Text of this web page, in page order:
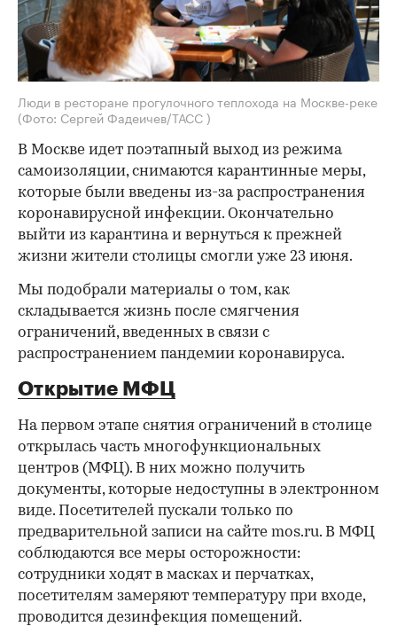
Люди в ресторане прогулочного теплохода на Москве-реке
(Фото: Сергей Фадеичев/ТАСС )
В Москве идет поэтапный выход из режима
самоизоляции, снимаются карантинные меры,
которые были введены из-за распространения
коронавирусной инфекции. Окончательно
выйти из карантина и вернуться к прежней
жизни жители столицы смогли уже 23 июня.
Мы подобрали материалы о том, как
складывается жизнь после смягчения
ограничений, введенных в связи с
распространением пандемии коронавируса.
Открытие МФЦ
00:00 / 00:00
На первом этапе снятия ограничений в столице
открылась часть многофункциональных
центров (МФЦ). В них можно получить
документы, которые недоступны в электронном
виде. Посетителей пускали только по
предварительной записи на сайте mos.ru. В МФЦ
соблюдаются все меры осторожности:
сотрудники ходят в масках и перчатках,
посетителям замеряют температуру при входе,
проводится дезинфекция помещений.